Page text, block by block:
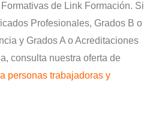
de Link Formación. Si
Profesionales, Grados B o
y Grados A o Acreditaciones
consulta nuestra oferta de
personas trabajadoras y